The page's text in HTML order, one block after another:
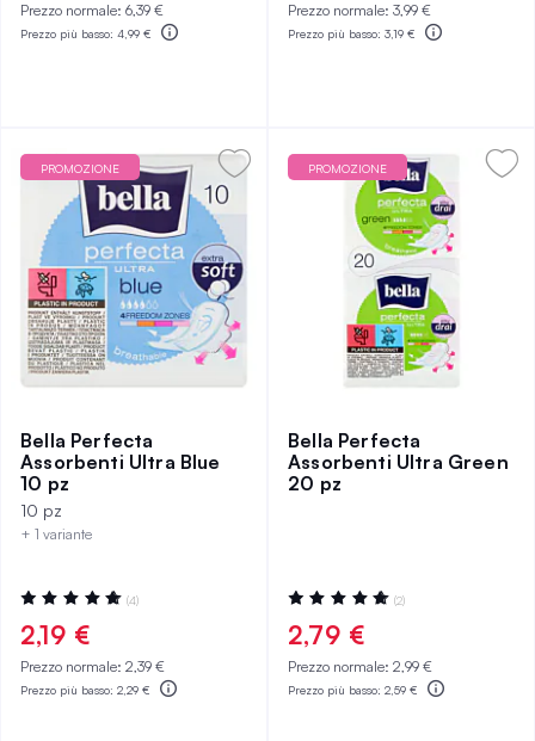
Prezzo normale: 6,39 €
Prezzo più basso: 4,99 €
Prezzo normale: 3,99 €
Prezzo più basso: 3,19 €
PROMOZIONE
Bella Perfecta
Assorbenti Ultra Blue
10 pz
10 pz
+ 1 variante
Valutazione:
100%
(4)
2,19 €
Prezzo normale: 2,39 €
Prezzo più basso: 2,29 €
PROMOZIONE
Bella Perfecta
Assorbenti Ultra Green
20 pz
Valutazione:
100%
(2)
2,79 €
Prezzo normale: 2,99 €
Prezzo più basso: 2,59 €